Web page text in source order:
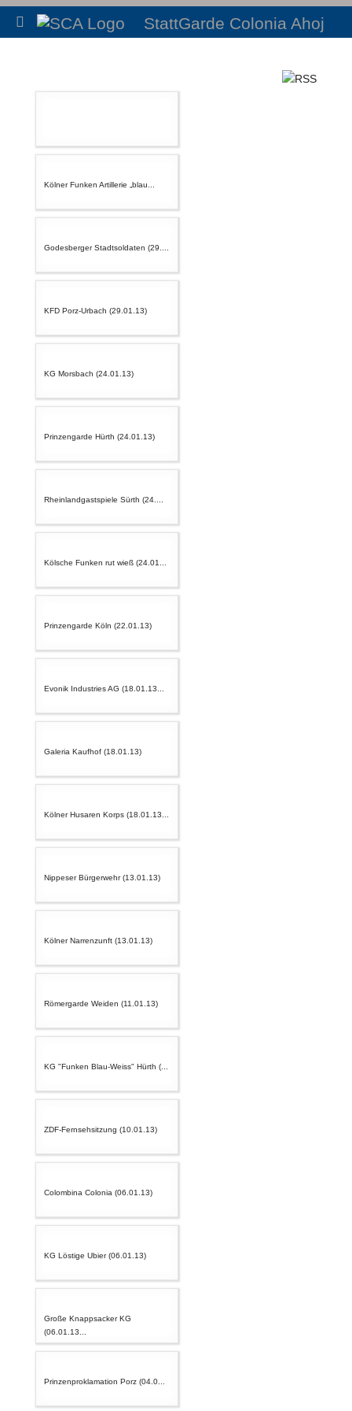
StattGarde Colonia Ahoj
Kölner Funken Artillerie „blau...
Godesberger Stadtsoldaten (29....
KFD Porz-Urbach (29.01.13)
KG Morsbach (24.01.13)
Prinzengarde Hürth (24.01.13)
Rheinlandgastspiele Sürth (24....
Kölsche Funken rut wieß (24.01...
Prinzengarde Köln (22.01.13)
Evonik Industries AG (18.01.13...
Galeria Kaufhof (18.01.13)
Kölner Husaren Korps (18.01.13...
Nippeser Bürgerwehr (13.01.13)
Kölner Narrenzunft (13.01.13)
Römergarde Weiden (11.01.13)
KG "Funken Blau-Weiss" Hürth (...
ZDF-Fernsehsitzung (10.01.13)
Colombina Colonia (06.01.13)
KG Löstige Ubier (06.01.13)
Große Knappsacker KG
(06.01.13...
Prinzenproklamation Porz (04.0...